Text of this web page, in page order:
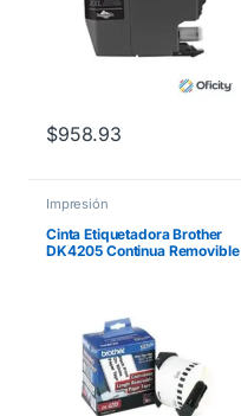
$958.93
Impresión
Cinta Etiquetadora Brother
DK4205 Continua Removible